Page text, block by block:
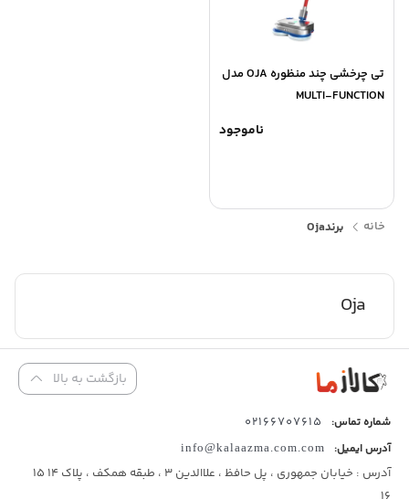
تی چرخشی چند منظوره OJA مدل
MULTI-FUNCTION
ناموجود
خانه برندOja
Oja
بازگشت به بالا
شماره تماس: 02166707615
آدرس ایمیل: info@kalaazma.com.com
آدرس : خیابان جمهوری ، پل حافظ ، علاالدین 3 ، طبقه همکف ، پلاک 14 15